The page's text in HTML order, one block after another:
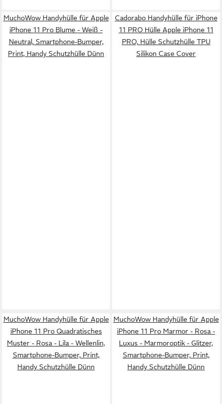
MuchoWow Handyhülle für Apple
iPhone 11 Pro Blume - Weiß -
Neutral, Smartphone-Bumper,
Print, Handy Schutzhülle Dünn
Cadorabo Handyhülle für iPhone
11 PRO Hülle Apple iPhone 11
PRO, Hülle Schutzhülle TPU
Silikon Case Cover
MuchoWow Handyhülle für Apple
iPhone 11 Pro Quadratisches
Muster - Rosa - Lila - Wellenlin,
Smartphone-Bumper, Print,
Handy Schutzhülle Dünn
MuchoWow Handyhülle für Apple
iPhone 11 Pro Marmor - Rosa -
Luxus - Marmoroptik - Glitzer,
Smartphone-Bumper, Print,
Handy Schutzhülle Dünn